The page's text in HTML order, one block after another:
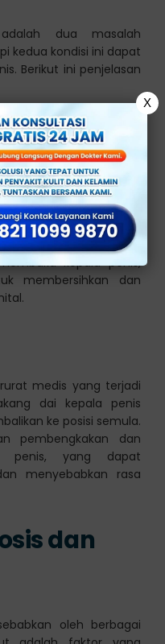
dua masalah
kedua kondisi ini dapat
Berikut ini penjelasan
medis di mana kulup,
menutupi kepala
ke belakang dengan
di tarik sama sekali.
seharusnya dapat
kepala penis,
membersihkan dan
medis yang terjadi
dai kepala penis
ke posisi semula.
pembengkakan dan
penis, yang dapat
menyebabkan rasa
dan
oleh berbagai
X